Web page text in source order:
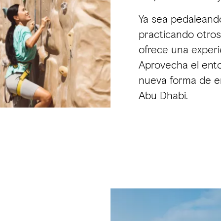
Ya sea
practicando
ofrece una
Aprovecha el
nueva forma de
Abu Dhabi.